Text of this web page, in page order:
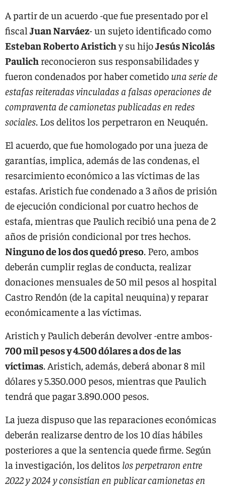
A partir de un acuerdo -que fue presentado por el
fiscal Juan Narváez- un sujeto identificado como
Esteban Roberto Aristichy su hijoJesús Nicolás
Paulichreconocieron sus responsabilidades y
fueron condenados por haber cometido una serie de
estafas reiteradas vinculadas a falsas operaciones de
compraventa de camionetas publicadas en redes
sociales. Los delitos los perpetraron en Neuquén.
El acuerdo, que fue homologado por una jueza de
garantías, implica, además de las condenas, el
resarcimiento económico a las víctimas de las
estafas. Aristich fue condenado a 3 años de prisión
de ejecución condicional por cuatro hechos de
estafa, mientras que Paulich recibió una pena de 2
años de prisión condicional por tres hechos.
Ninguno de los dos quedó preso. Pero, ambos
deberán cumplir reglas de conducta, realizar
donaciones mensuales de 50 mil pesos al hospital
Castro Rendón (de la capital neuquina) y reparar
económicamente a las víctimas.
Aristich y Paulich deberán devolver -entre ambos-
700 mil pesos y 4.500 dólares a dos de las
víctimas. Aristich, además, deberá abonar 8 mil
dólares y 5.350.000 pesos, mientras que Paulich
tendrá que pagar 3.890.000 pesos.
La jueza dispuso que las reparaciones económicas
deberán realizarse dentro de los 10 días hábiles
posteriores a que la sentencia quede firme. Según
la investigación, los delitos los perpetraron entre
2022 y 2024 y consistían en publicar camionetas en